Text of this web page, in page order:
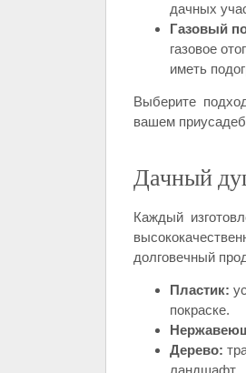
дачных
Газовый
газовое
иметь
Выберите
вашем
Дачный
Каждый
долговечный
Пластик:
покраске.
Дерево:
ландшафт.